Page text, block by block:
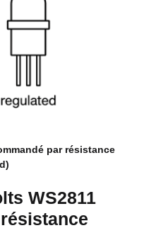
par résistance
WS2811